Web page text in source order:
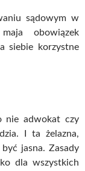
sądowym w
obowiązek
siebie korzystne
nie adwokat czy
I ta żelazna,
być jasna. Zasady
dla wszystkich